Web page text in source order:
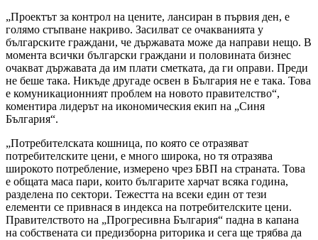
„Проектът за контрол на цените, лансиран в първия ден, е
голямо стъпване накриво. Засилват се очакванията у
българските граждани, че държавата може да направи нещо. В
момента всички български граждани и половината бизнес
очакват държавата да им плати сметката, да ги оправи. Преди
не беше така. Никъде другаде освен в България не е така. Това
е комуникационният проблем на новото правителство“,
коментира лидерът на икономическия екип на „Синя
България“.
„Потребителската кошница, по която се отразяват
потребителските цени, е много широка, но тя отразява
широкото потребление, измерено чрез БВП на страната. Това
е общата маса пари, които българите харчат всяка година,
разделена по сектори. Тежестта на всеки един от тези
елементи се привнася в индекса на потребителските цени.
Правителството на „Прогресивна България“ падна в капана
на собствената си предизборна риторика и сега ще трябва да